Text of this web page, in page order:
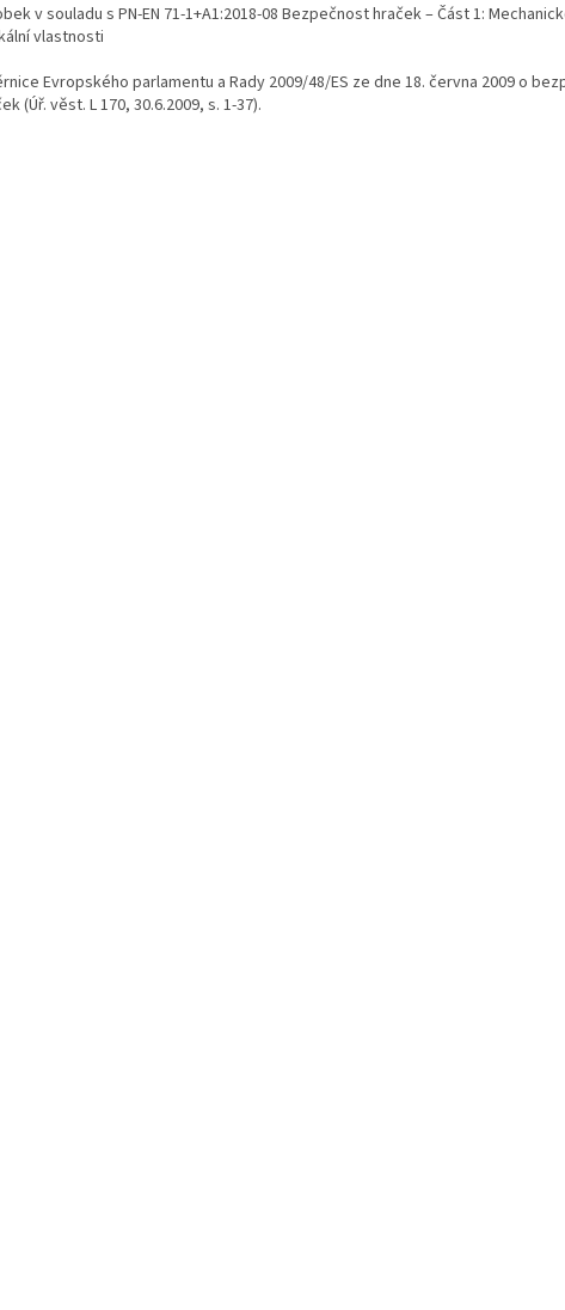
v souladu s PN-EN 71-1+A1:2018-08 Bezpečnost hraček – Část 1:
vlastnosti
Evropského parlamentu a Rady 2009/48/ES ze dne 18. června 2009 o
(Úř. věst. L 170, 30.6.2009, s. 1-37).